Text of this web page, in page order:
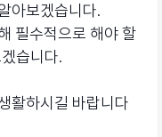
아보겠습니다.
필수적으로 해야 할
습니다.
활하시길 바랍니다